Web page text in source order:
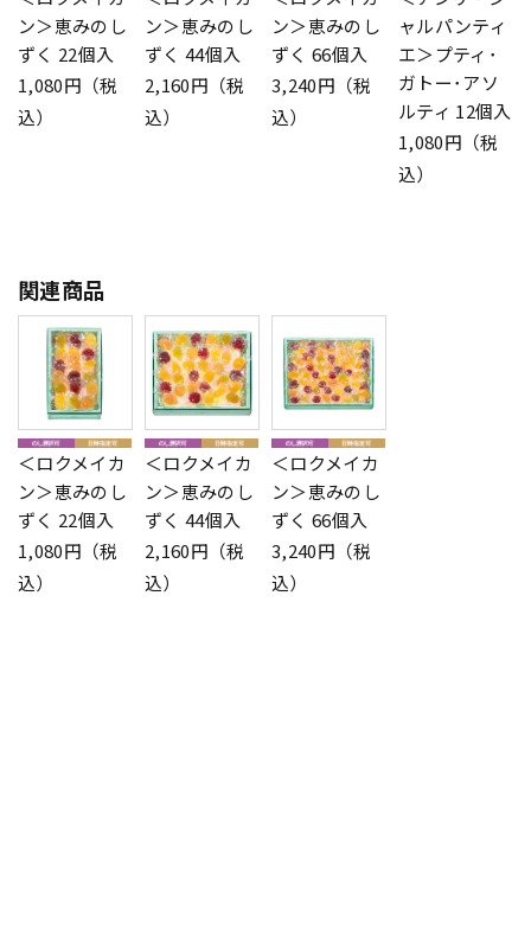
ン＞恵みのし
ずく 22個入
1,080円（税
込）
ン＞恵みのし
ずく 44個入
2,160円（税
込）
ン＞恵みのし
ずく 66個入
3,240円（税
込）
ャルパンティ
エ＞プティ･
ガトー･アソ
ルティ 12個入
1,080円（税
込）
関連商品
＜ロクメイカ
ン＞恵みのし
ずく 22個入
1,080円（税
込）
＜ロクメイカ
ン＞恵みのし
ずく 44個入
2,160円（税
込）
＜ロクメイカ
ン＞恵みのし
ずく 66個入
3,240円（税
込）